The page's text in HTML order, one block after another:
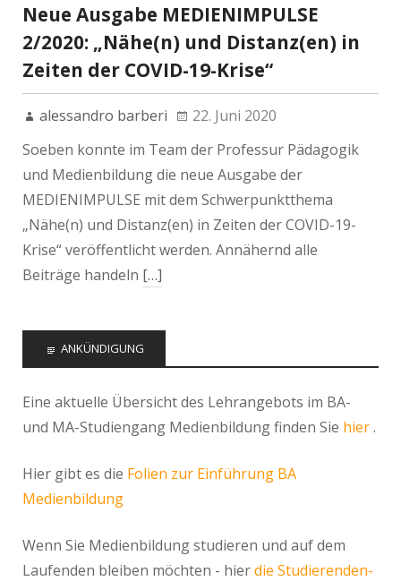
Neue Ausgabe MEDIENIMPULSE
2/2020: „Nähe(n) und Distanz(en) in
Zeiten der COVID-19-Krise“
alessandro barberi
22. Juni 2020
Soeben konnte im Team der Professur Pädagogik
und Medienbildung die neue Ausgabe der
MEDIENIMPULSE mit dem Schwerpunktthema
„Nähe(n) und Distanz(en) in Zeiten der COVID-19-
Krise“ veröffentlicht werden. Annähernd alle
Beiträge handeln […]
ANKÜNDIGUNG
Eine aktuelle Übersicht des Lehrangebots im BA-
und MA-Studiengang Medienbildung finden Sie hier.
Hier gibt es die Folien zur Einführung BA
Medienbildung
Wenn Sie Medienbildung studieren und auf dem
Laufenden bleiben möchten - hierdie Studierenden-